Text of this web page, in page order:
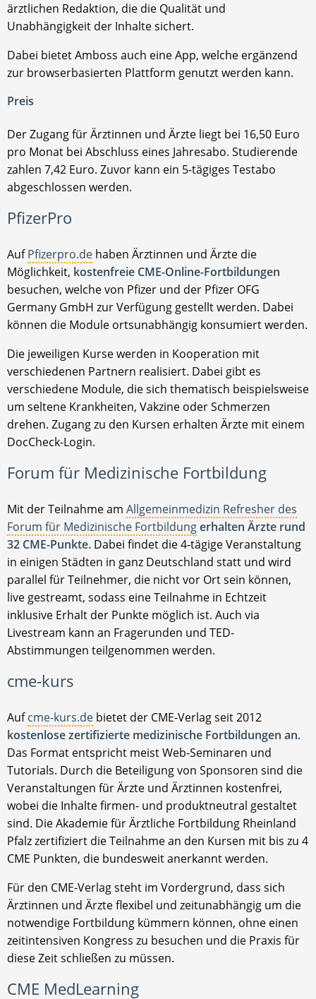
ärztlichen Redaktion, die die Qualität und
Unabhängigkeit der Inhalte sichert.
Dabei bietet Amboss auch eine App, welche ergänzend
zur browserbasierten Plattform genutzt werden kann.
Preis
Der Zugang für Ärztinnen und Ärzte liegt bei 16,50 Euro
pro Monat bei Abschluss eines Jahresabo. Studierende
zahlen 7,42 Euro. Zuvor kann ein 5-tägiges Testabo
abgeschlossen werden.
PfizerPro
AufPfizerpro.de haben Ärztinnen und Ärzte die
Möglichkeit, kostenfreie CME-Online-Fortbildungen
besuchen, welche von Pfizer und der Pfizer OFG
Germany GmbH zur Verfügung gestellt werden. Dabei
können die Module ortsunabhängig konsumiert werden.
Die jeweiligen Kurse werden in Kooperation mit
verschiedenen Partnern realisiert. Dabei gibt es
verschiedene Module, die sich thematisch beispielsweise
um seltene Krankheiten, Vakzine oder Schmerzen
drehen. Zugang zu den Kursen erhalten Ärzte mit einem
DocCheck-Login.
Forum für Medizinische Fortbildung
Mit der Teilnahme am Allgemeinmedizin Refresher des
Forum für Medizinische Fortbildungerhalten Ärzte rund
32 CME-Punkte. Dabei findet die 4-tägige Veranstaltung
in einigen Städten in ganz Deutschland statt und wird
parallel für Teilnehmer, die nicht vor Ort sein können,
live gestreamt, sodass eine Teilnahme in Echtzeit
inklusive Erhalt der Punkte möglich ist. Auch via
Livestream kann an Fragerunden und TED-
Abstimmungen teilgenommen werden.
cme-kurs
Aufcme-kurs.de bietet der CME-Verlag seit 2012
kostenlose zertifizierte medizinische Fortbildungen an.
Das Format entspricht meist Web-Seminaren und
Tutorials. Durch die Beteiligung von Sponsoren sind die
Veranstaltungen für Ärzte und Ärztinnen kostenfrei,
wobei die Inhalte firmen- und produktneutral gestaltet
sind. Die Akademie für Ärztliche Fortbildung Rheinland
Pfalz zertifiziert die Teilnahme an den Kursen mit bis zu 4
CME Punkten, die bundesweit anerkannt werden.
Für den CME-Verlag steht im Vordergrund, dass sich
Ärztinnen und Ärzte flexibel und zeitunabhängig um die
notwendige Fortbildung kümmern können, ohne einen
zeitintensiven Kongress zu besuchen und die Praxis für
diese Zeit schließen zu müssen.
CME MedLearning